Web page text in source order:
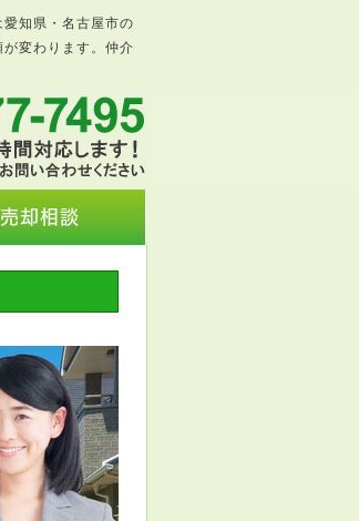
知県・名古屋市の
変わります。仲介
売却相談